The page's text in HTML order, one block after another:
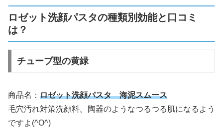
ロゼット洗顔パスタの種類別効能と口コミ
は？
チューブ型の黄緑
商品名： ロゼット洗顔パスタ 海泥スムース
毛穴汚れ対策洗顔料。陶器のようなつるつる肌になるよう
ですよ(^O^)